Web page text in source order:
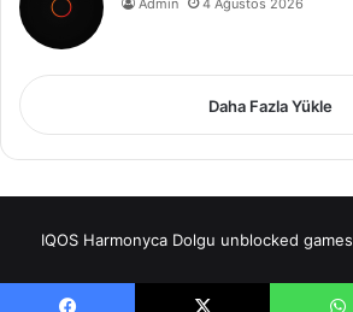
Daha Fazla Yükle
IQOS Harmonyca Dolgu unblocked games